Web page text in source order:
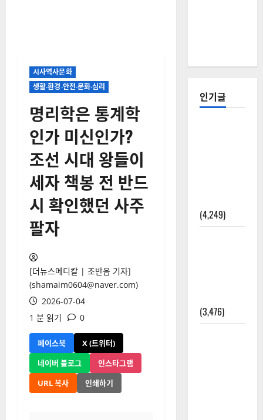
시사역사문화
생활‧환경‧안전‧문화‧심리
명리학은 통계학
인가 미신인가?
조선 시대 왕들이
세자 책봉 전 반드
시 확인했던 사주
팔자
[더뉴스메디칼 | 조반음 기자]
(shamaim0604@naver.com)
2026-07-04
1 분 읽기
0
페이스북
X (트위터)
네이버 블로그
인스타그램
URL 복사
인쇄하기
인기글
(4,249)
(3,476)